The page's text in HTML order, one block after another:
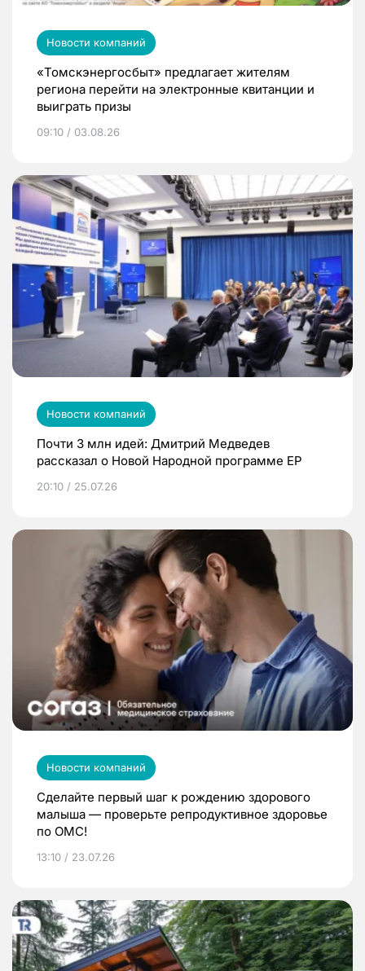
Новости компаний
«Томскэнергосбыт» предлагает жителям
региона перейти на электронные квитанции и
выиграть призы
09:10 / 03.08.26
Новости компаний
Почти 3 млн идей: Дмитрий Медведев
рассказал о Новой Народной программе ЕР
20:10 / 25.07.26
Новости компаний
Сделайте первый шаг к рождению здорового
малыша — проверьте репродуктивное здоровье
по ОМС!
13:10 / 23.07.26